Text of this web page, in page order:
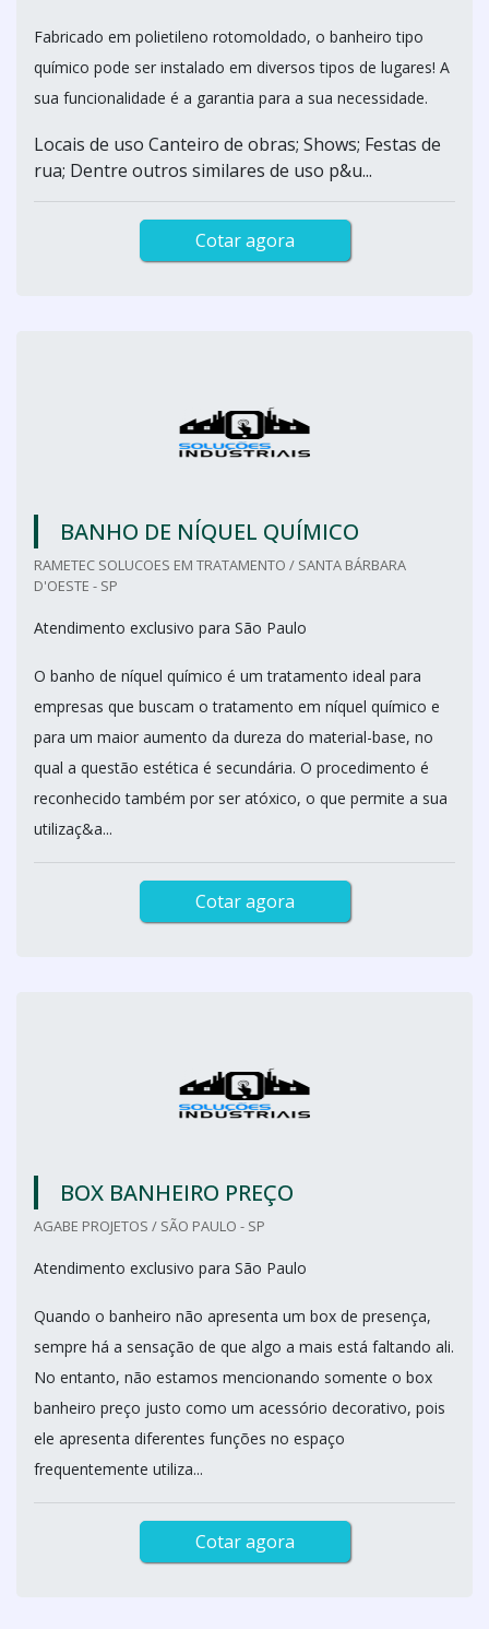
Fabricado em polietileno rotomoldado, o banheiro tipo
químico pode ser instalado em diversos tipos de lugares! A
sua funcionalidade é a garantia para a sua necessidade.
Locais de uso Canteiro de obras; Shows; Festas de
rua; Dentre outros similares de uso p&u...
Cotar agora
BANHO DE NÍQUEL QUÍMICO
RAMETEC SOLUCOES EM TRATAMENTO / SANTA BÁRBARA
D'OESTE - SP
Atendimento exclusivo para São Paulo
O banho de níquel químico é um tratamento ideal para
empresas que buscam o tratamento em níquel químico e
para um maior aumento da dureza do material-base, no
qual a questão estética é secundária. O procedimento é
reconhecido também por ser atóxico, o que permite a sua
utilizaç&a...
Cotar agora
BOX BANHEIRO PREÇO
AGABE PROJETOS / SÃO PAULO - SP
Atendimento exclusivo para São Paulo
Quando o banheiro não apresenta um box de presença,
sempre há a sensação de que algo a mais está faltando ali.
No entanto, não estamos mencionando somente o box
banheiro preço justo como um acessório decorativo, pois
ele apresenta diferentes funções no espaço
frequentemente utiliza...
Cotar agora